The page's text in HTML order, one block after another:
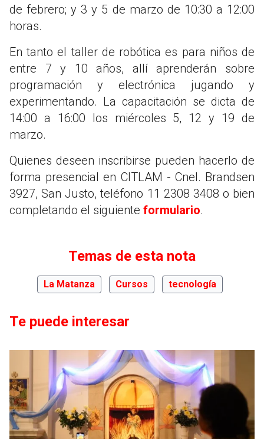
de febrero; y 3 y 5 de marzo de 10:30 a 12:00
horas.
En tanto el taller de robótica es para niños de
entre 7 y 10 años, allí aprenderán sobre
programación y electrónica jugando y
experimentando. La capacitación se dicta de
14:00 a 16:00 los miércoles 5, 12 y 19 de
marzo.
Quienes deseen inscribirse pueden hacerlo de
forma presencial en CITLAM - Cnel. Brandsen
3927, San Justo, teléfono 11 2308 3408 o bien
completando el siguiente formulario.
Temas de esta nota
La Matanza Cursos tecnología
Te puede interesar